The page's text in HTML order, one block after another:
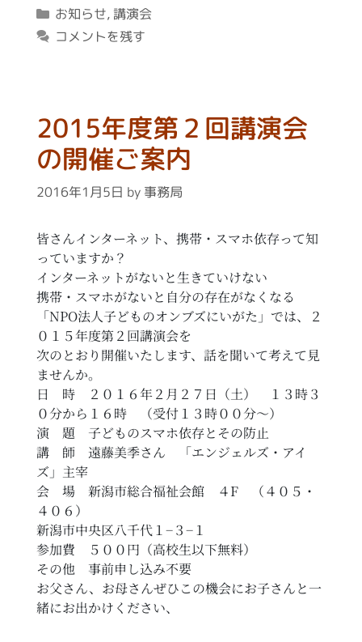
カ
テ
お知らせ,講演会
コメントを残す
2015年度第２回講演会
の開催ご案内
2016年1月5日 by 事務局
皆さんインターネット、携帯・スマホ依存って知
っていますか？
インターネットがないと生きていけない
携帯・スマホがないと自分の存在がなくなる
「NPO法人子どものオンブズにいがた」では、２
０１５年度第２回講演会を
次のとおり開催いたします、話を聞いて考えて見
ませんか。
日 時 ２０１６年２月２７日（土） １３時３
０分から１６時 （受付１３時００分～）
演 題 子どものスマホ依存とその防止
講 師 遠藤美季さん 「エンジェルズ・アイ
ズ」主宰
会 場 新潟市総合福祉会館 ４F （４０５・
４０６）
新潟市中央区八千代１−３−１
参加費 ５００円（高校生以下無料）
その他 事前申し込み不要
お父さん、お母さんぜひこの機会にお子さんと一
緒にお出かけください、